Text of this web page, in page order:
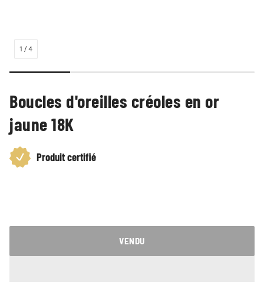
1 /4
Boucles d'oreilles créoles en or
jaune 18K
Produit certifié
VENDU